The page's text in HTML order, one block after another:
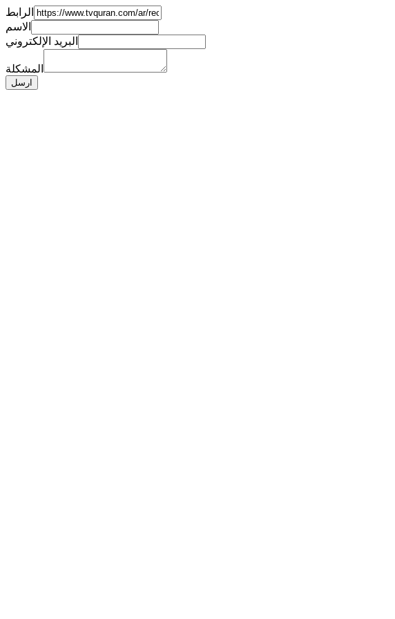
الرابط
الاسم
البريد الإلكتروني
المشكلة
ارسل